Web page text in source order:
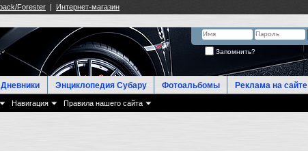
Запомнить?
Навигация Правила нашего сайта
Дневники Энциклопедия Субару Фотоальбомы Реклама на сайте